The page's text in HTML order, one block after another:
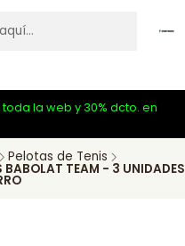
toda la web y 30% dcto. en
Pelotas de Tenis
BABOLAT TEAM - 3 UNIDADES